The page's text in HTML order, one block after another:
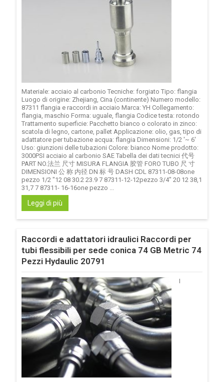
Materiale: acciaio al carbonio Tecniche: forgiato Tipo: flangia
Luogo di origine: Zhejiang, Cina (continente) Numero modello:
87311 flangia e raccordi in acciaio Marca: YH Collegamento:
flangia, maschio Forma: uguale, flangia Codice testa: rotondo
Trattamento superficie: Pacchetto bianco o colorato in zinco:
scatola di legno, cartone, pallet Applicazione: olio, gas, tipo di
adattatore per tubazione acqua: flangia Dimensioni: 1/2 '~ 6'
Uso: giunzioni delle tubazioni Colore: bianco Nome prodotto:
3000PSI acciaio al carbonio SAE Tabella dei dati tecnici 代号
PART NO.法兰 尺寸 MISURA FLANGIA 胶管 FORO TUBO 尺 寸
DIMENSIONI 公 称 内径 DN 标 号 DASH CDL 87311-08-08one
pezzo 1/2 "12 08 30.2 23.9 7 87311-12-12pezzo 3/4" 20 12 38,1
31,7 7 87311- 16-16one pezzo ...
Leggi di più
Raccordi e adattatori idraulici Raccordi per
tubi flessibili per sede conica 74 GB Metric 74
Pezzi Hydaulic 20791
I